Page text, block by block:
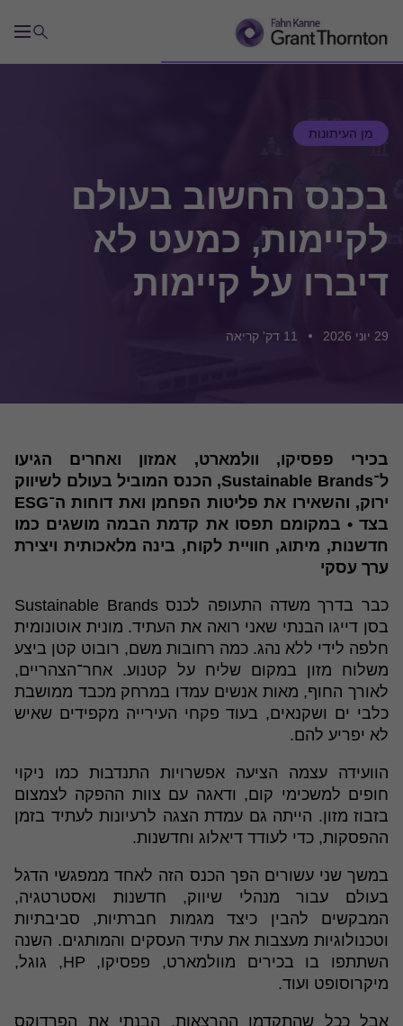
מן העיתונות
בכנס החשוב בעולם
לקיימות, כמעט לא
דיברו על קיימות
29 יוני 2026 11 דק' קריאה
בכירי פפסיקו, וולמארט, אמזון ואחרים הגיעו
ל־Sustainable Brands, הכנס המוביל בעולם לשיווק
ירוק, והשאירו את פליטות הפחמן ואת דוחות ה־ESG
בצד • במקומם תפסו את קדמת הבמה מושגים כמו
חדשנות, מיתוג, חוויית לקוח, בינה מלאכותית ויצירת
ערך עסקי
כבר בדרך משדה התעופה לכנס Sustainable Brands
בסן דייגו הבנתי שאני רואה את העתיד. מונית אוטונומית
חלפה לידי ללא נהג. כמה רחובות משם, רובוט קטן ביצע
משלוח מזון במקום שליח על קטנוע. אחר־הצהריים,
לאורך החוף, מאות אנשים עמדו במרחק מכבד ממושבת
כלבי ים ושקנאים, בעוד פקחי העירייה מקפידים שאיש
לא יפריע להם.
הוועידה עצמה הציעה אפשרויות התנדבות כמו ניקוי
חופים למשכימי קום, ודאגה עם צוות ההפקה לצמצום
בזבוז מזון. הייתה גם עמדת הצגה לרעיונות לעתיד בזמן
ההפסקות, כדי לעודד דיאלוג וחדשנות.
במשך שני עשורים הפך הכנס הזה לאחד ממפגשי הדגל
בעולם עבור מנהלי שיווק, חדשנות ואסטרטגיה,
המבקשים להבין כיצד מגמות חברתיות, סביבתיות
וטכנולוגיות מעצבות את עתיד העסקים והמותגים. השנה
השתתפו בו בכירים מוולמארט, פפסיקו, HP, גוגל,
מיקרוסופט ועוד.
אבל ככל שהתקדמו ההרצאות, הבנתי את הפרדוקס